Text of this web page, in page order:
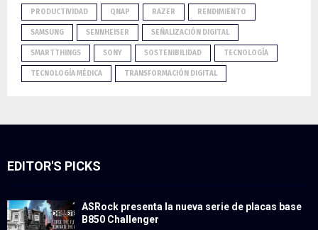
PRODUCTIVIDAD QNAP RAZER RENDIMIENTO
SAMSUNG SENNHEISER SEÑALIZACIÓN DIGITAL
SMARTTHINGS SONY SOSTENIBILIDAD TECNOLOGÍA
TECNOLOGÍA MÉDICA TRANSFORMACIÓN DIGITAL
EDITOR'S PICKS
ASRock presenta la nueva serie de placas base
B850 Challenger